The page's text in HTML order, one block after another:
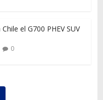
el G700 PHEV SUV
0